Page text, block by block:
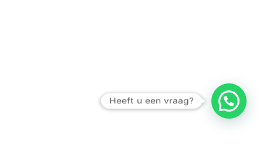
Heeft u een vraag?